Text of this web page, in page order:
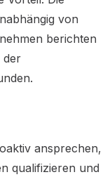
von
berichten
der
ansprechen,
qualifizieren und